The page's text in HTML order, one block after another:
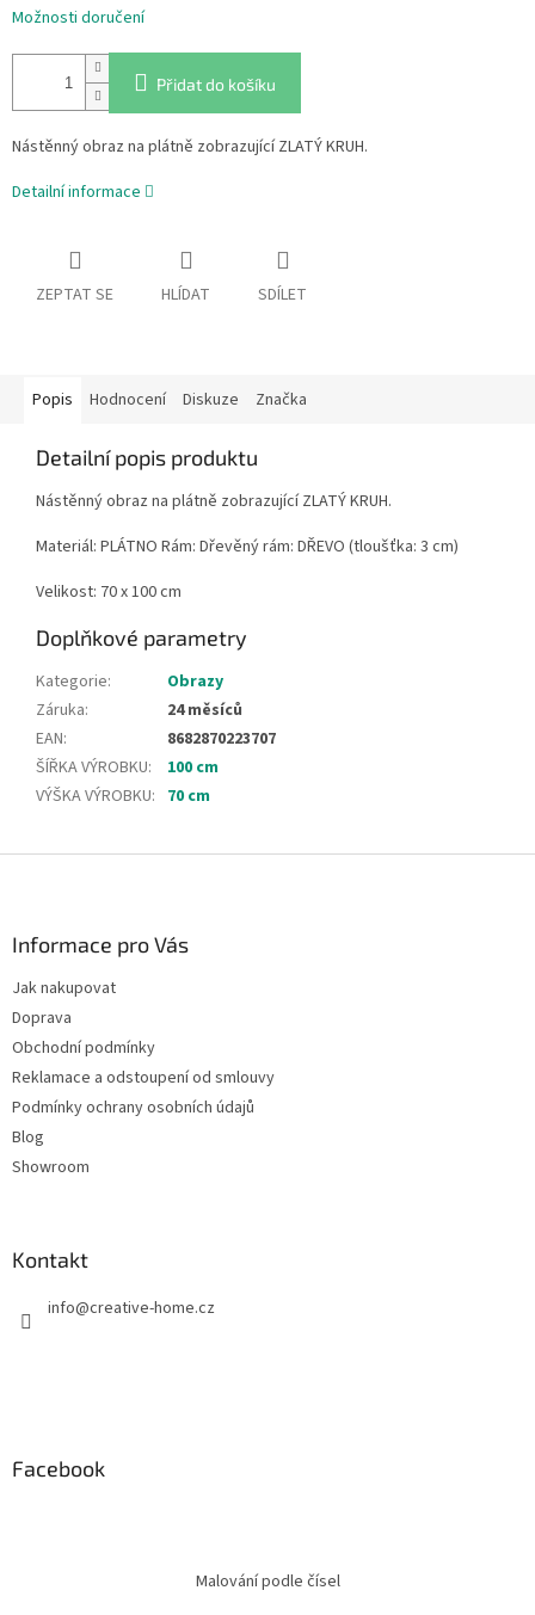
Možnosti doručení
Přidat do košíku
Nástěnný obraz na plátně zobrazující ZLATÝ KRUH.
Detailní informace
ZEPTAT SE HLÍDAT SDÍLET
Popis Hodnocení Diskuze Značka
Detailní popis produktu
Nástěnný obraz na plátně zobrazující ZLATÝ KRUH.
Materiál: PLÁTNO Rám: Dřevěný rám: DŘEVO (tloušťka: 3 cm)
Velikost: 70 x 100 cm
Doplňkové parametry
Kategorie:
Obrazy
Záruka:
24 měsíců
EAN:
8682870223707
ŠÍŘKA VÝROBKU:
100 cm
VÝŠKA VÝROBKU: 70 cm
Informace pro Vás
Jak nakupovat
Doprava
Obchodní podmínky
Reklamace a odstoupení od smlouvy
Podmínky ochrany osobních údajů
Blog
Showroom
Kontakt
info@creative-home.cz
Facebook
Malování podle čísel